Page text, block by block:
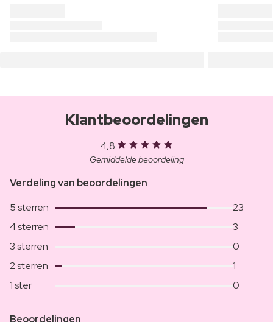
Klantbeoordelingen
4,8
Gemiddelde beoordeling
Verdeling van beoordelingen
5 sterren
23
4 sterren
3
3 sterren
0
2 sterren
1
1 ster
0